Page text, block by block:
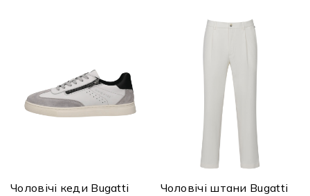
Чоловічі кеди Bugatti
Чоловічі штани Bugatti